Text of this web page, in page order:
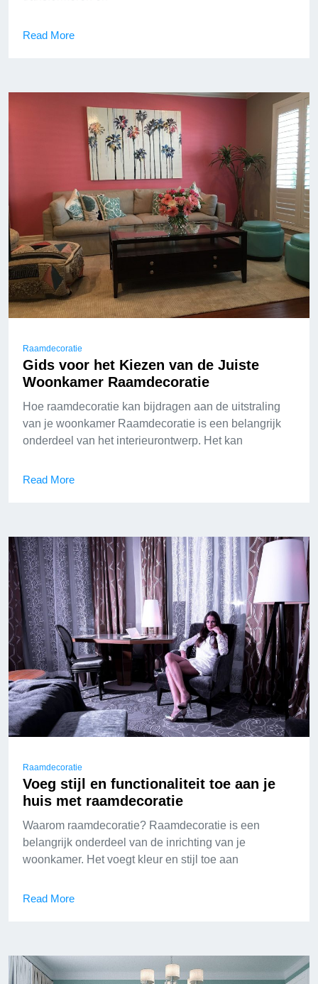
Read More
Raamdecoratie
Gids voor het Kiezen van de Juiste
Woonkamer Raamdecoratie
Hoe raamdecoratie kan bijdragen aan de uitstraling
van je woonkamer Raamdecoratie is een belangrijk
onderdeel van het interieurontwerp. Het kan
Read More
Raamdecoratie
Voeg stijl en functionaliteit toe aan je
huis met raamdecoratie
Waarom raamdecoratie? Raamdecoratie is een
belangrijk onderdeel van de inrichting van je
woonkamer. Het voegt kleur en stijl toe aan
Read More